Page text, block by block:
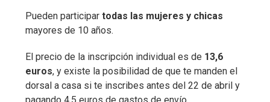
Pueden participartodas las mujeres y chicas
mayores de 10 años.
El precio de la inscripción individual es de 13,6
euros, y existe la posibilidad de que te manden el
dorsal a casa si te inscribes antes del 22 de abril y